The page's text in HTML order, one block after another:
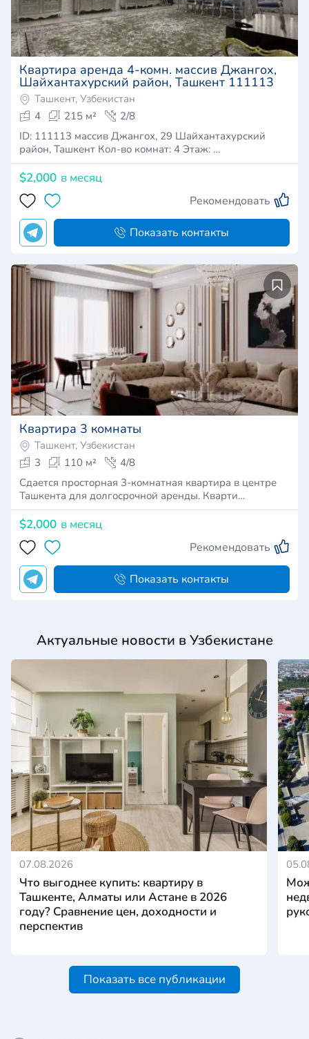
Квартира аренда 4-комн. массив Джангох,
Шайхантахурский район, Ташкент 111113
Ташкент, Узбекистан
4
215 м²
2/8
ID: 111113 массив Джангох, 29 Шайхантахурский
район, Ташкент Кол-во комнат: 4 Этаж: …
$2,000 в месяц
Рекомендовать
Показать контакты
Квартира 3 комнаты
Ташкент, Узбекистан
3
110 м²
4/8
Сдается просторная 3-комнатная квартира в центре
Ташкента для долгосрочной аренды. Кварти…
$2,000 в месяц
Рекомендовать
Показать контакты
Актуальные новости в Узбекистане
07.08.2026
Что выгоднее купить: квартиру в
Ташкенте, Алматы или Астане в 2026
году? Сравнение цен, доходности и
перспектив
Показать все публикации